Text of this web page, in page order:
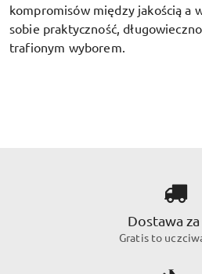
kompromisów między jakością a
sobie praktyczność,
trafionym wyborem.
Dostawa za
Gratis to